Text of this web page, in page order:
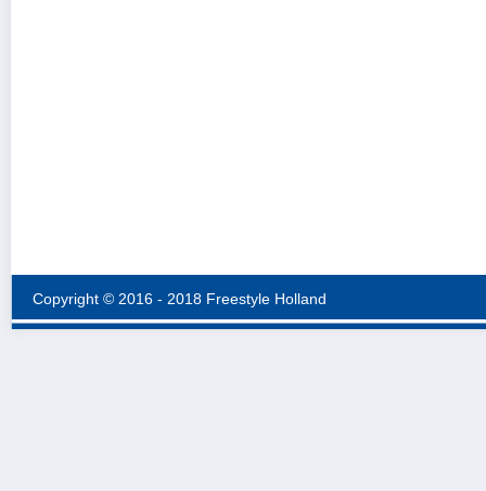
Copyright © 2016 - 2018 Freestyle Holland